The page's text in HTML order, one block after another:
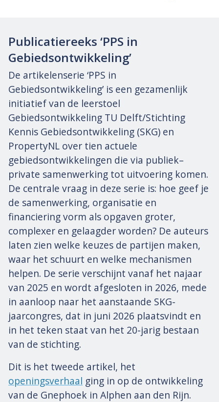
Publicatiereeks ‘PPS in
Gebiedsontwikkeling’
De artikelenserie ‘PPS in
Gebiedsontwikkeling’ is een gezamenlijk
initiatief van de leerstoel
Gebiedsontwikkeling TU Delft/Stichting
Kennis Gebiedsontwikkeling (SKG) en
PropertyNL over tien actuele
gebiedsontwikkelingen die via publiek–
private samenwerking tot uitvoering komen.
De centrale vraag in deze serie is: hoe geef je
de samenwerking, organisatie en
financiering vorm als opgaven groter,
complexer en gelaagder worden? De auteurs
laten zien welke keuzes de partijen maken,
waar het schuurt en welke mechanismen
helpen. De serie verschijnt vanaf het najaar
van 2025 en wordt afgesloten in 2026, mede
in aanloop naar het aanstaande SKG-
jaarcongres, dat in juni 2026 plaatsvindt en
in het teken staat van het 20-jarig bestaan
van de stichting.
Dit is het tweede artikel, het
openingsverhaal ging in op de ontwikkeling
van de Gnephoek in Alphen aan den Rijn.